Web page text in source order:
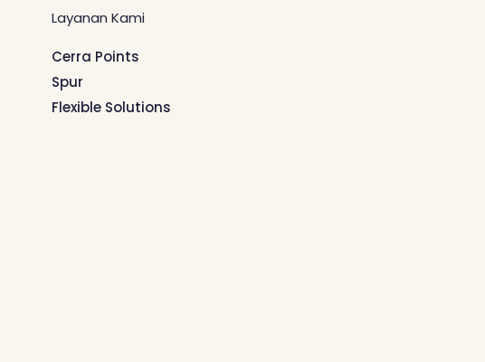
Layanan Kami
Cerra Points
Spur
Flexible Solutions